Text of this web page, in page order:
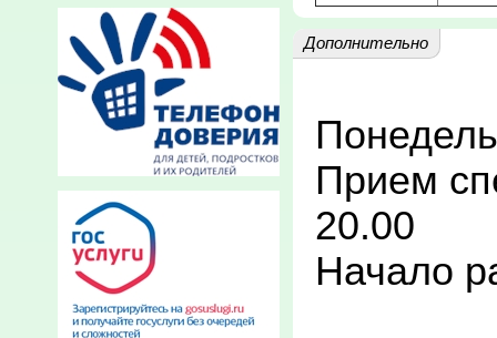
Дополнительно
Прием
20.00
Начало